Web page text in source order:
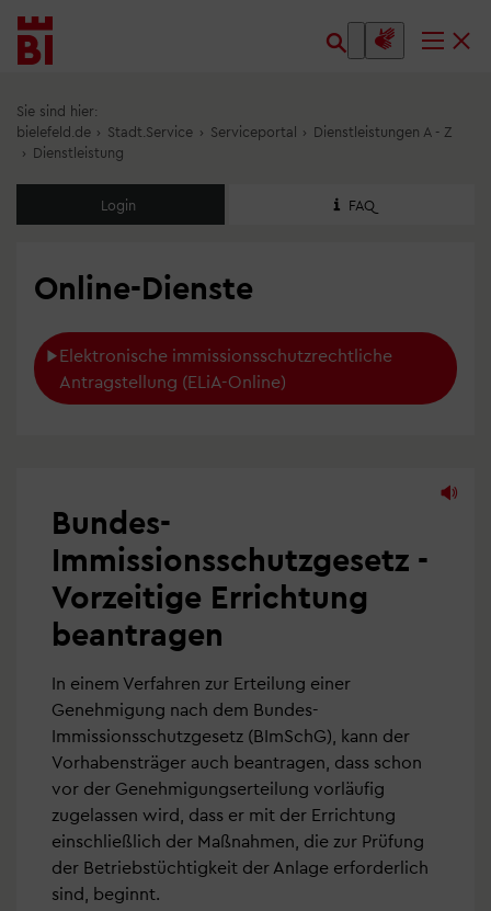
Inhalt
anspringen
Menü
anspringen
Sie sind hier:
bielefeld.de › Stadt.Service › Serviceportal › Dienstleistungen A - Z
› Dienstleistung
Login FAQ
Online-Dienste
Elektronische immissionsschutzrechtliche
Antragstellung (ELiA-Online)
Bundes-
Immissionsschutzgesetz -
Vorzeitige Errichtung
beantragen
In einem Verfahren zur Erteilung einer
Genehmigung nach dem Bundes-
Immissionsschutzgesetz (BImSchG), kann der
Vorhabensträger auch beantragen, dass schon
vor der Genehmigungserteilung vorläufig
zugelassen wird, dass er mit der Errichtung
einschließlich der Maßnahmen, die zur Prüfung
der Betriebstüchtigkeit der Anlage erforderlich
sind, beginnt.